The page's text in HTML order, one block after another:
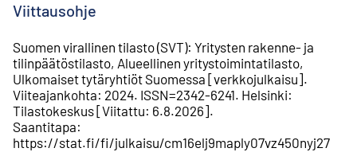
Viittausohje
Suomen virallinen tilasto (SVT): Yritysten rakenne- ja
tilinpäätöstilasto, Alueellinen yritystoimintatilasto,
Ulkomaiset tytäryhtiöt Suomessa [verkkojulkaisu].
Viiteajankohta: 2024. ISSN=2342-6241. Helsinki:
Tilastokeskus [Viitattu: 6.8.2026].
Saantitapa:
https://stat.fi/fi/julkaisu/cm16elj9maply07vz450nyj27